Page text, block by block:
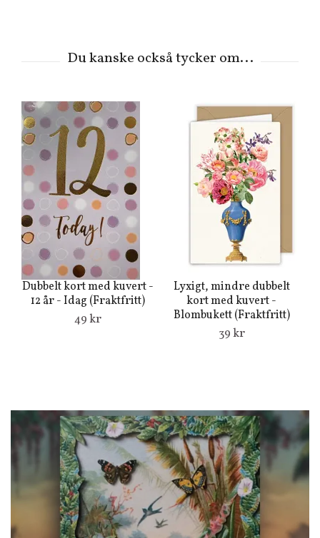
Dubbelt kort med kuvert -
12 år - Idag (Fraktfritt)
49 kr
Lyxigt, mindre dubbelt
kort med kuvert -
Blombukett (Fraktfritt)
39 kr